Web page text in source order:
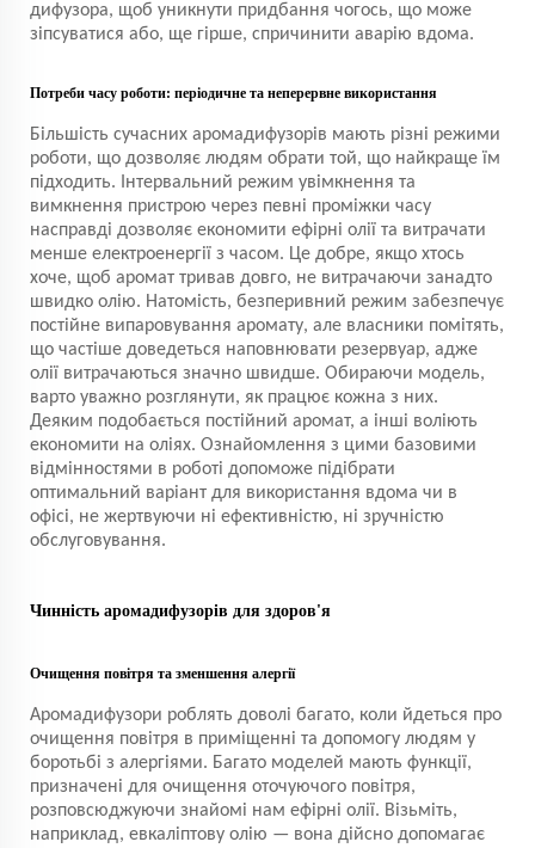
дифузора, щоб уникнути придбання чогось, що може
зіпсуватися або, ще гірше, спричинити аварію вдома.
Потреби часу роботи: періодичне та неперервне використання
Більшість сучасних аромадифузорів мають різні режими
роботи, що дозволяє людям обрати той, що найкраще їм
підходить. Інтервальний режим увімкнення та
вимкнення пристрою через певні проміжки часу
насправді дозволяє економити ефірні олії та витрачати
менше електроенергії з часом. Це добре, якщо хтось
хоче, щоб аромат тривав довго, не витрачаючи занадто
швидко олію. Натомість, безперивний режим забезпечує
постійне випаровування аромату, але власники помітять,
що частіше доведеться наповнювати резервуар, адже
олії витрачаються значно швидше. Обираючи модель,
варто уважно розглянути, як працює кожна з них.
Деяким подобається постійний аромат, а інші воліють
економити на оліях. Ознайомлення з цими базовими
відмінностями в роботі допоможе підібрати
оптимальний варіант для використання вдома чи в
офісі, не жертвуючи ні ефективністю, ні зручністю
обслуговування.
Чинність аромадифузорів для здоров'я
Очищення повітря та зменшення алергії
Аромадифузори роблять доволі багато, коли йдеться про
очищення повітря в приміщенні та допомогу людям у
боротьбі з алергіями. Багато моделей мають функції,
призначені для очищення оточуючого повітря,
розповсюджуючи знайомі нам ефірні олії. Візьміть,
наприклад, евкаліптову олію — вона дійсно допомагає